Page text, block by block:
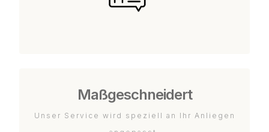
Maßgeschneidert
Unser Service wird speziell an Ihr Anliegen